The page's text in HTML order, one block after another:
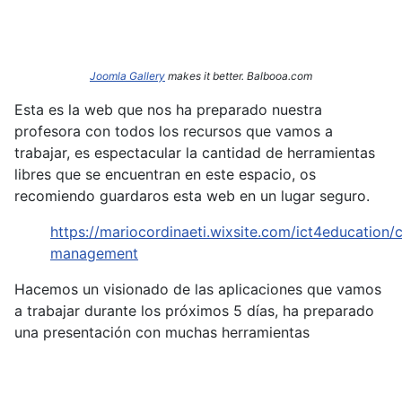
Joomla Gallery makes it better. Balbooa.com
Esta es la web que nos ha preparado nuestra
profesora con todos los recursos que vamos a
trabajar, es espectacular la cantidad de herramientas
libres que se encuentran en este espacio, os
recomiendo guardaros esta web en un lugar seguro.
https://mariocordinaeti.wixsite.com/ict4education/
management
Hacemos un visionado de las aplicaciones que vamos
a trabajar durante los próximos 5 días, ha preparado
una presentación con muchas herramientas